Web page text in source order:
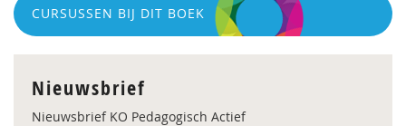
CURSUSSEN BIJ DIT BOEK
Nieuwsbrief
Nieuwsbrief KO Pedagogisch Actief